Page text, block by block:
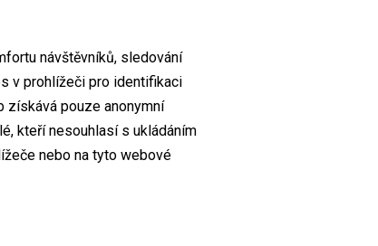
návštěvníků, sledování
v prohlížeči pro identifikaci
získává pouze anonymní
kteří nesouhlasí s ukládáním
nebo na tyto webové